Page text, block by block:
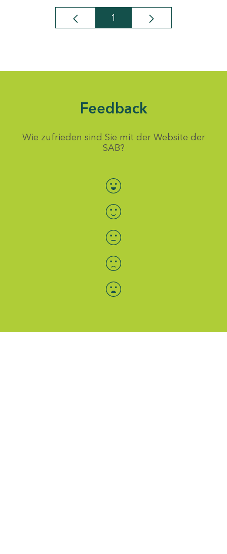
Seite
1
Feedback
Wie zufrieden sind Sie mit der Website der
SAB?
Bewertung auswählen